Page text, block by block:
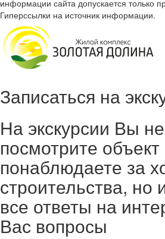
информации сайта допускается только
Гиперссылки на источник информации.
Записаться на
На экскурсии Вы
посмотрите объект
понаблюдаете за
строительства, но
все ответы на
Вас вопросы